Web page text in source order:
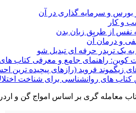
بورس و سرمایه گذاری در آن
و کار
نفس از طریق زبان بدن
و درمان آن
به یک تریدر حرفه ای تبدیل شو
کوین: راهنمای جامع و معرفی کتاب های
زیگموند فروید (رازهای پیچیده ترین
کتاب های روانشناسی برای شناخت
معامله گری بر اساس امواج گن و